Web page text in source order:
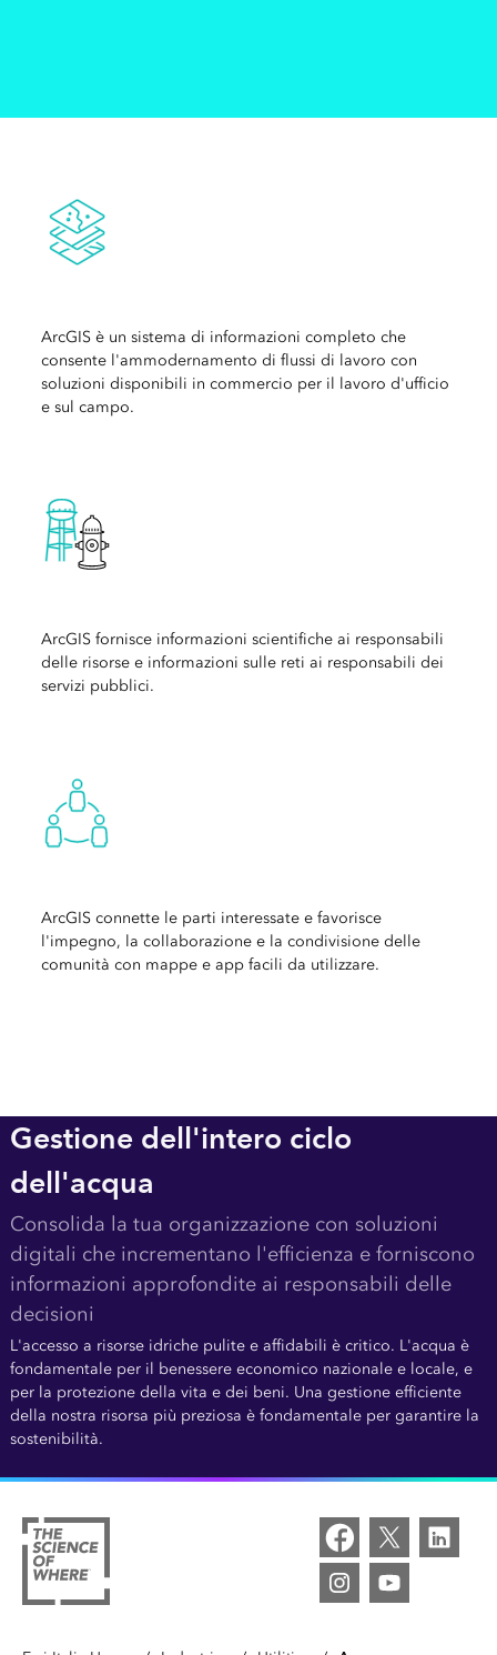
ArcGIS è un sistema di informazioni completo che
consente l'ammodernamento di flussi di lavoro con
soluzioni disponibili in commercio per il lavoro d'ufficio
e sul campo.
ArcGIS fornisce informazioni scientifiche ai responsabili
delle risorse e informazioni sulle reti ai responsabili dei
servizi pubblici.
ArcGIS connette le parti interessate e favorisce
l'impegno, la collaborazione e la condivisione delle
comunità con mappe e app facili da utilizzare.
Gestione dell'intero ciclo
dell'acqua
Consolida la tua organizzazione con soluzioni
digitali che incrementano l'efficienza e forniscono
informazioni approfondite ai responsabili delle
decisioni
L'accesso a risorse idriche pulite e affidabili è critico. L'acqua è
fondamentale per il benessere economico nazionale e locale, e
per la protezione della vita e dei beni. Una gestione efficiente
della nostra risorsa più preziosa è fondamentale per garantire la
sostenibilità.